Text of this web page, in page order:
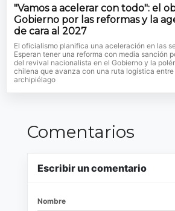
"Vamos a acelerar con todo": el
Gobierno por las reformas y la
de cara al 2027
El oficialismo planifica una aceleración en las
Esperan tener una reforma con media sanción
del revival nacionalista en el Gobierno y la
chilena que avanza con una ruta logística entre
archipiélago
Comentarios
Escribir un comentario
Nombre